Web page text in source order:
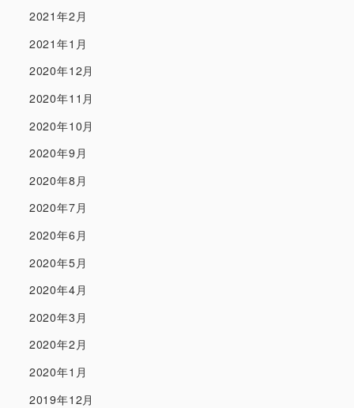
2021年2月
2021年1月
2020年12月
2020年11月
2020年10月
2020年9月
2020年8月
2020年7月
2020年6月
2020年5月
2020年4月
2020年3月
2020年2月
2020年1月
2019年12月